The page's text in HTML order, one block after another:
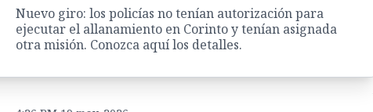
Nuevo giro: los policías no tenían autorización para
ejecutar el allanamiento en Corinto y tenían asignada
otra misión. Conozca aquí los detalles.